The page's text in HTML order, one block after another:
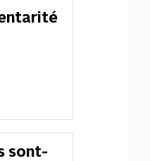
sont-